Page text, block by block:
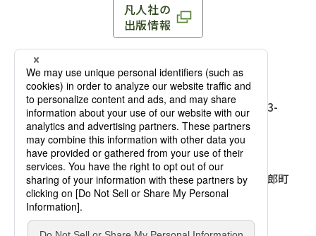
凡人社の
出版情報
〒102-0093 東京都千代田区平河町 1-3-13 8F
TEL：03-3263-3959／FAX：03-3263-3116
麹町店
〒102-0093 東京都千代田区平河町1-3-
13 8F［アクセス］
TEL：03-3239-8673／FAX：03-3263-
3116
大阪店
〒541-0056 大阪府大阪市中央区久太郎町
4-2-10
大西ビルディング 1階［
TEL：06-4256-2684／FAX：03-6733-